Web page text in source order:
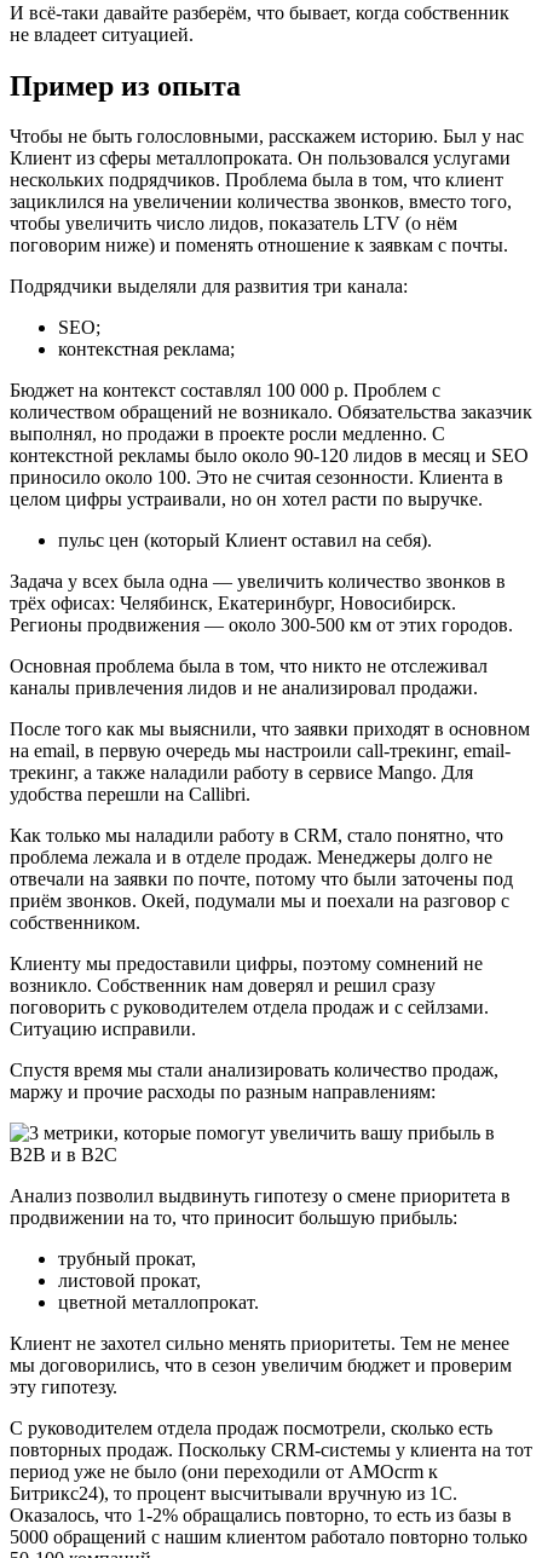
И всё-таки давайте разберём, что бывает, когда собственник
не владеет ситуацией.
Пример из опыта
Чтобы не быть голословными, расскажем историю. Был у нас
Клиент из сферы металлопроката. Он пользовался услугами
нескольких подрядчиков. Проблема была в том, что клиент
зациклился на увеличении количества звонков, вместо того,
чтобы увеличить число лидов, показатель LTV (о нём
поговорим ниже) и поменять отношение к заявкам с почты.
Подрядчики выделяли для развития три канала:
SEO;
контекстная реклама;
Бюджет на контекст составлял 100 000 р. Проблем с
количеством обращений не возникало. Обязательства заказчик
выполнял, но продажи в проекте росли медленно. С
контекстной рекламы было около 90-120 лидов в месяц и SEO
приносило около 100. Это не считая сезонности. Клиента в
целом цифры устраивали, но он хотел расти по выручке.
пульс цен (который Клиент оставил на себя).
Задача у всех была одна — увеличить количество звонков в
трёх офисах: Челябинск, Екатеринбург, Новосибирск.
Регионы продвижения — около 300-500 км от этих городов.
Основная проблема была в том, что никто не отслеживал
каналы привлечения лидов и не анализировал продажи.
После того как мы выяснили, что заявки приходят в основном
на email, в первую очередь мы настроили call-трекинг, email-
трекинг, а также наладили работу в сервисе Mango. Для
удобства перешли на Callibri.
Как только мы наладили работу в CRM, стало понятно, что
проблема лежала и в отделе продаж. Менеджеры долго не
отвечали на заявки по почте, потому что были заточены под
приём звонков. Окей, подумали мы и поехали на разговор с
собственником.
Клиенту мы предоставили цифры, поэтому сомнений не
возникло. Собственник нам доверял и решил сразу
поговорить с руководителем отдела продаж и с сейлзами.
Ситуацию исправили.
Спустя время мы стали анализировать количество продаж,
маржу и прочие расходы по разным направлениям:
Анализ позволил выдвинуть гипотезу о смене приоритета в
продвижении на то, что приносит большую прибыль:
трубный прокат,
листовой прокат,
цветной металлопрокат.
Клиент не захотел сильно менять приоритеты. Тем не менее
мы договорились, что в сезон увеличим бюджет и проверим
эту гипотезу.
С руководителем отдела продаж посмотрели, сколько есть
повторных продаж. Поскольку CRM-системы у клиента на тот
период уже не было (они переходили от AMOcrm к
Битрикс24), то процент высчитывали вручную из 1С.
Оказалось, что 1-2% обращались повторно, то есть из базы в
5000 обращений с нашим клиентом работало повторно только